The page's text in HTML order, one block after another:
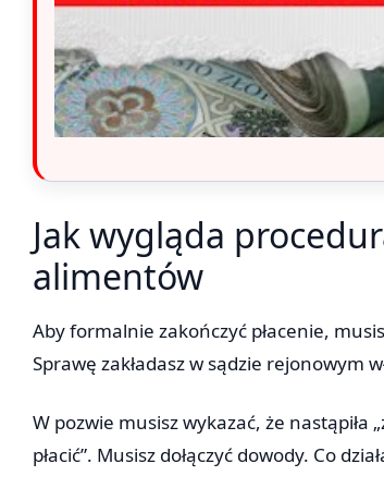
Jak wygląda
alimentów
Aby formalnie zakończyć płacenie,
Sprawę zakładasz w sądzie rejonowym
W pozwie musisz wykazać, że nastąpiła
płacić”. Musisz dołączyć dowody. Co